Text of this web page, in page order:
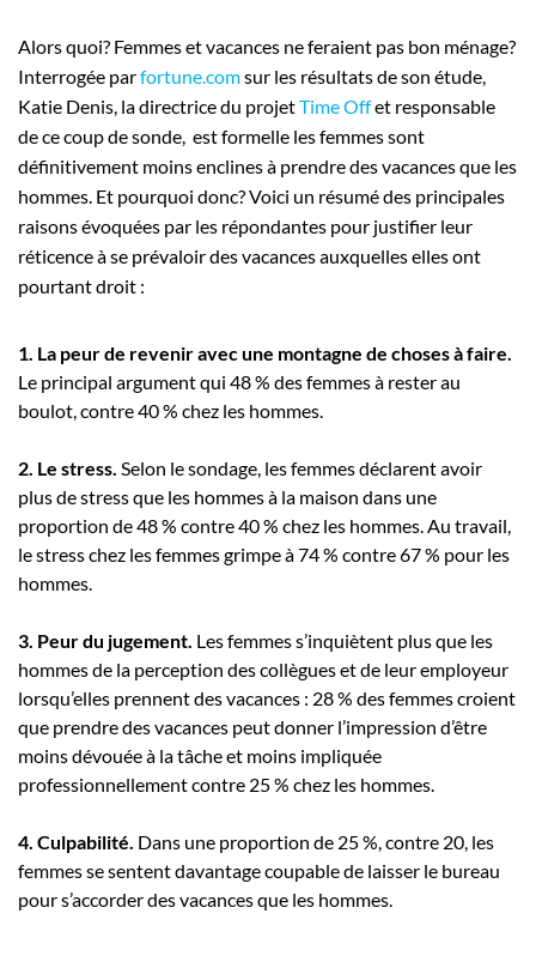
Alors quoi? Femmes et vacances ne feraient pas bon ménage?
Interrogée parfortune.comsur les résultats de son étude,
Katie Denis, la directrice du projetTime Offet responsable
de ce coup de sonde, est formelle les femmes sont
définitivement moins enclines à prendre des vacances que les
hommes. Et pourquoi donc? Voici un résumé des principales
raisons évoquées par les répondantes pour justifier leur
réticence à se prévaloir des vacances auxquelles elles ont
pourtant droit :
1. La peur de revenir avec une montagne de choses à faire.
Le principal argument qui 48 % des femmes à rester au
boulot, contre 40 % chez les hommes.
2. Le stress. Selon le sondage, les femmes déclarent avoir
plus de stress que les hommes à la maison dans une
proportion de 48 % contre 40 % chez les hommes. Au travail,
le stress chez les femmes grimpe à 74 % contre 67 % pour les
hommes.
3. Peur du jugement. Les femmes s’inquiètent plus que les
hommes de la perception des collègues et de leur employeur
lorsqu’elles prennent des vacances : 28 % des femmes croient
que prendre des vacances peut donner l’impression d’être
moins dévouée à la tâche et moins impliquée
professionnellement contre 25 % chez les hommes.
4. Culpabilité. Dans une proportion de 25 %, contre 20, les
femmes se sentent davantage coupable de laisser le bureau
pour s’accorder des vacances que les hommes.